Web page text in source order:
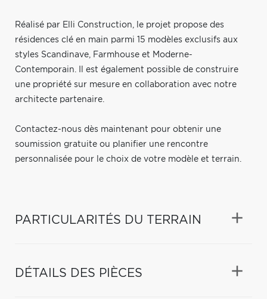
Réalisé par Elli Construction, le projet propose des
résidences clé en main parmi 15 modèles exclusifs aux
styles Scandinave, Farmhouse et Moderne-
Contemporain. Il est également possible de construire
une propriété sur mesure en collaboration avec notre
architecte partenaire.
Contactez-nous dès maintenant pour obtenir une
soumission gratuite ou planifier une rencontre
personnalisée pour le choix de votre modèle et terrain.
PARTICULARITÉS DU TERRAIN
DÉTAILS DES PIÈCES